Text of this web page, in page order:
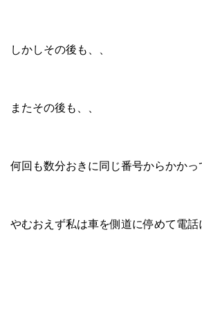
しかしその後も、、
またその後も、、
何回も数分おきに同じ番号からかかっ
やむおえず私は車を側道に停めて電話